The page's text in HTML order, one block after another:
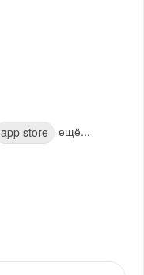
app store ещё...